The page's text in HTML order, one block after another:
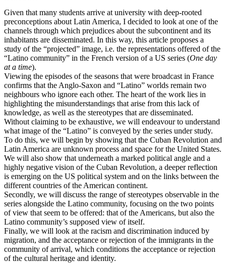
Given that many students arrive at university with deep-rooted
preconceptions about Latin America, I decided to look at one of the
channels through which prejudices about the subcontinent and its
inhabitants are disseminated. In this way, this article proposes a
study of the “projected” image, i.e. the representations offered of the
“Latino community” in the French version of a US series (One day
at a time).
Viewing the episodes of the seasons that were broadcast in France
confirms that the Anglo-Saxon and “Latino” worlds remain two
neighbours who ignore each other. The heart of the work lies in
highlighting the misunderstandings that arise from this lack of
knowledge, as well as the stereotypes that are disseminated.
Without claiming to be exhaustive, we will endeavour to understand
what image of the “Latino” is conveyed by the series under study.
To do this, we will begin by showing that the Cuban Revolution and
Latin America are unknown process and space for the United States.
We will also show that underneath a marked political angle and a
highly negative vision of the Cuban Revolution, a deeper reflection
is emerging on the US political system and on the links between the
different countries of the American continent.
Secondly, we will discuss the range of stereotypes observable in the
series alongside the Latino community, focusing on the two points
of view that seem to be offered: that of the Americans, but also the
Latino community’s supposed view of itself.
Finally, we will look at the racism and discrimination induced by
migration, and the acceptance or rejection of the immigrants in the
community of arrival, which conditions the acceptance or rejection
of the cultural heritage and identity.